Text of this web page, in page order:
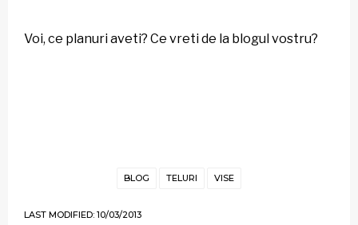
Voi, ce planuri aveti? Ce vreti de la blogul vostru?
BLOG TELURI VISE
LAST MODIFIED: 10/03/2013